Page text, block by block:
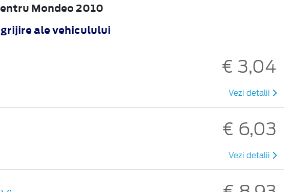
Mondeo 2010
ale vehiculului
€ 3,04
Vezi detalii
€ 6,03
Vezi detalii